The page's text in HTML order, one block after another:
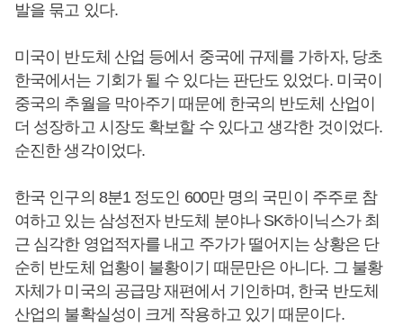
발을 묶고 있다.
미국이 반도체 산업 등에서 중국에 규제를 가하자, 당초
한국에서는 기회가 될 수 있다는 판단도 있었다. 미국이
중국의 추월을 막아주기 때문에 한국의 반도체 산업이
더 성장하고 시장도 확보할 수 있다고 생각한 것이었다.
순진한 생각이었다.
한국 인구의 8분1 정도인 600만 명의 국민이 주주로 참
여하고 있는 삼성전자 반도체 분야나 SK하이닉스가 최
근 심각한 영업적자를 내고 주가가 떨어지는 상황은 단
순히 반도체 업황이 불황이기 때문만은 아니다. 그 불황
자체가 미국의 공급망 재편에서 기인하며, 한국 반도체
산업의 불확실성이 크게 작용하고 있기 때문이다.